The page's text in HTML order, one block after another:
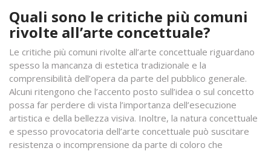
Quali sono le critiche più comuni
rivolte all’arte concettuale?
Le critiche più comuni rivolte all’arte concettuale riguardano
spesso la mancanza di estetica tradizionale e la
comprensibilità dell’opera da parte del pubblico generale.
Alcuni ritengono che l’accento posto sull’idea o sul concetto
possa far perdere di vista l’importanza dell’esecuzione
artistica e della bellezza visiva. Inoltre, la natura concettuale
e spesso provocatoria dell’arte concettuale può suscitare
resistenza o incomprensione da parte di coloro che